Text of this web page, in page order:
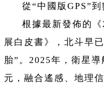
從“中國版GPS”
根據最新發佈的
展白皮書》，北斗早
胎”。2025年，衛星
元，融合遙感、地理